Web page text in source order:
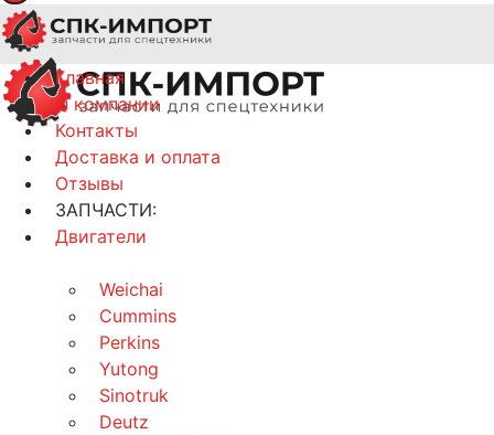
Главная
О компании
Контакты
Доставка и оплата
Отзывы
ЗАПЧАСТИ:
Двигатели
Weichai
Cummins
Perkins
Yutong
Sinotruk
Deutz